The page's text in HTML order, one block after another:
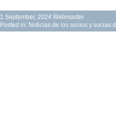
1 September, 2024 Webmaster
Posted in: Noticias de los socios y socias